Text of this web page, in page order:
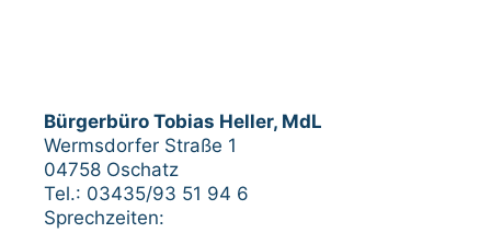
Bürgerbüro Tobias Heller, MdL
Wermsdorfer Straße 1
04758 Oschatz
Tel.: 03435/93 51 94 6
Sprechzeiten: